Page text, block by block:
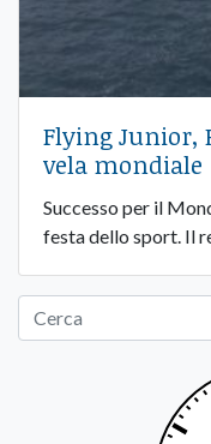
Flying Junior,
vela mondiale
Successo per il
festa dello sport. Il